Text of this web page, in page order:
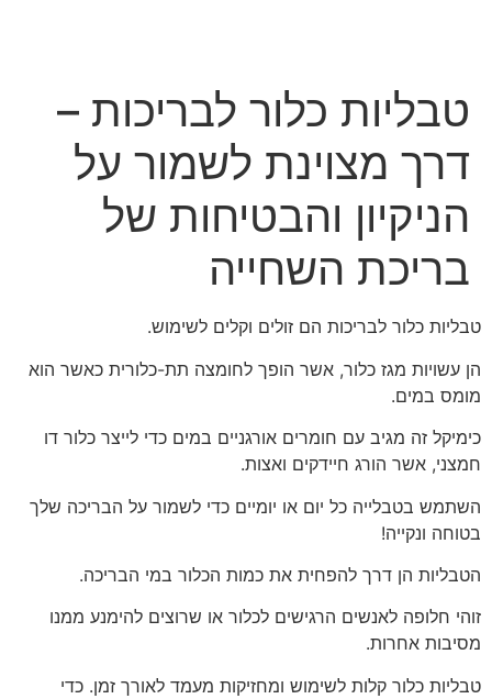
טבליות כלור לבריכות –
דרך מצוינת לשמור על
הניקיון והבטיחות של
בריכת השחייה
טבליות כלור לבריכות הם זולים וקלים לשימוש.
הן עשויות מגז כלור, אשר הופך לחומצה תת-כלורית כאשר הוא
מומס במים.
כימיקל זה מגיב עם חומרים אורגניים במים כדי לייצר כלור דו
חמצני, אשר הורג חיידקים ואצות.
השתמש בטבלייה כל יום או יומיים כדי לשמור על הבריכה שלך
בטוחה ונקייה!
הטבליות הן דרך להפחית את כמות הכלור במי הבריכה.
זוהי חלופה לאנשים הרגישים לכלור או שרוצים להימנע ממנו
מסיבות אחרות.
טבליות כלור קלות לשימוש ומחזיקות מעמד לאורך זמן. כדי